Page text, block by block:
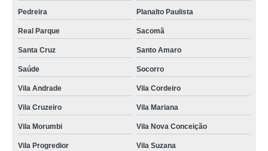
Pedreira Planalto Paulista
Real Parque Sacomã
Santa Cruz Santo Amaro
Saúde Socorro
Vila Andrade Vila Cordeiro
Vila Cruzeiro Vila Mariana
Vila Morumbi Vila Nova Conceição
Vila Progredior Vila Suzana